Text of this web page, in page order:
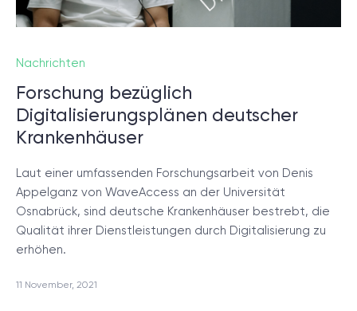
Nachrichten
Forschung bezüglich
Digitalisierungsplänen deutscher
Krankenhäuser
Laut einer umfassenden Forschungsarbeit von Denis
Appelganz von WaveAccess an der Universität
Osnabrück, sind deutsche Krankenhäuser bestrebt, die
Qualität ihrer Dienstleistungen durch Digitalisierung zu
erhöhen.
11 November, 2021